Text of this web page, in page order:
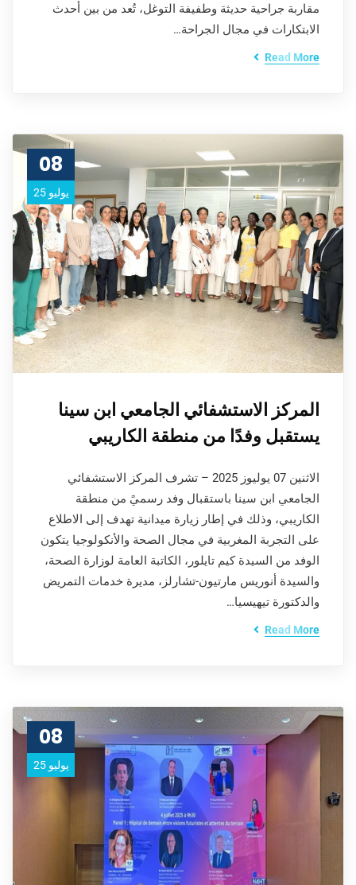
مقاربة جراحية حديثة وطفيفة التوغل، تُعد من بين أحدث
الابتكارات في مجال الجراحة…
Read More
08
يوليو 25
المركز الاستشفائي الجامعي ابن سينا
يستقبل وفدًا من منطقة الكاريبي
الاثنين 07 يوليوز 2025 – تشرف المركز الاستشفائي
الجامعي ابن سينا باستقبال وفد رسميً من منطقة
الكاريبي، وذلك في إطار زيارة ميدانية تهدف إلى الاطلاع
على التجربة المغربية في مجال الصحة والأنكولوجيا يتكون
الوفد من السيدة كيم تايلور، الكاتبة العامة لوزارة الصحة،
والسيدة أنوريس مارتيون-تشارلز، مديرة خدمات التمريض
والدكتورة تيهيسيا…
Read More
08
يوليو 25